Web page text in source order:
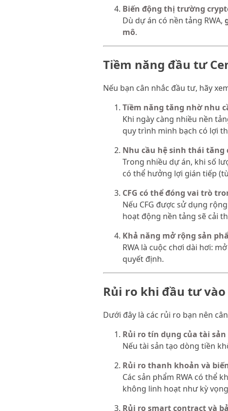
Biến động thị trường
Dù dự án có nền tảng RWA,
mô.
Tiềm năng đầu tư
Nếu bạn cân nhắc đầu tư, hãy
Tiềm năng tăng nhờ nhu
Khi ngày càng nhiều nền
quy trình minh bạch có lợi
Nhu cầu hệ sinh thái
Trong nhiều dự án, khi số
có thể hưởng lợi gián tiếp
CFG có thể đóng vai trò
Nếu CFG được sử dụng
hoạt động nền tảng sẽ cải
Khả năng mở rộng sản
RWA là cuộc chơi dài hơi:
quyết định.
Rủi ro khi đầu tư
Dưới đây là các rủi ro bạn nên
Rủi ro tín dụng của tài
Nếu tài sản tạo dòng tiền
Rủi ro thanh khoản và
Các sản phẩm RWA có thể
không linh hoạt như kỳ
Rủi ro smart contract và